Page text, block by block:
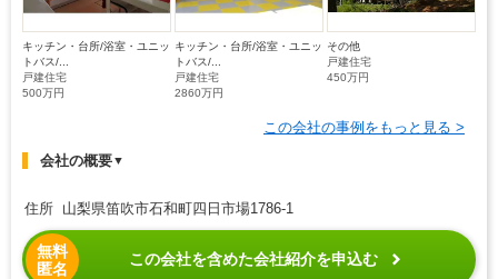
キッチン・台所/浴室・ユニッ
トバス/...
戸建住宅
500万円
キッチン・台所/浴室・ユニッ
トバス/...
戸建住宅
2860万円
その他
戸建住宅
450万円
この会社の事例をもっと見る >
会社の概要▼
住所 山梨県笛吹市石和町四日市場1786-1
無料
匿名
この会社を含めた会社紹介を申込む